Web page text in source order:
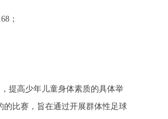
；
提高少年儿童身体素质的具体举
比赛，旨在通过开展群体性足球